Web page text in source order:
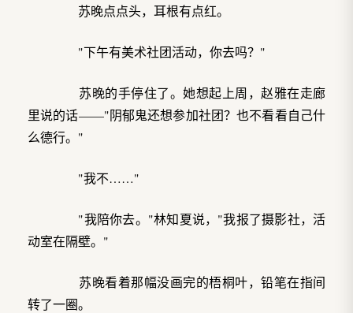
苏晚点点头，耳根有点红。
"下午有美术社团活动，你去吗？"
苏晚的手停住了。她想起上周，赵雅在走廊
里说的话——"阴郁鬼还想参加社团？也不看看自己什
么德行。"
"我不……"
"我陪你去。"林知夏说，"我报了摄影社，活
动室在隔壁。"
苏晚看着那幅没画完的梧桐叶，铅笔在指间
转了一圈。